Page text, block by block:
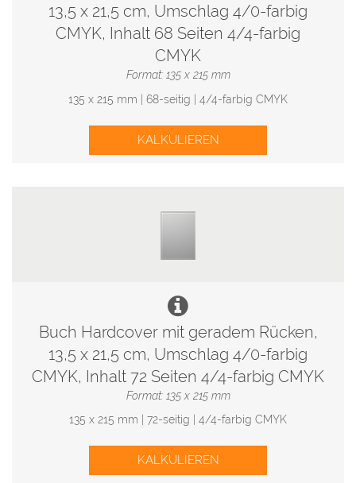
13,5 x 21,5 cm, Umschlag 4/0-farbig
CMYK, Inhalt 68 Seiten 4/4-farbig
CMYK
Format: 135 x 215 mm
135 x 215 mm | 68-seitig | 4/4-farbig CMYK
KALKULIEREN
Buch Hardcover mit geradem Rücken,
13,5 x 21,5 cm, Umschlag 4/0-farbig
CMYK, Inhalt 72 Seiten 4/4-farbig CMYK
Format: 135 x 215 mm
135 x 215 mm | 72-seitig | 4/4-farbig CMYK
KALKULIEREN